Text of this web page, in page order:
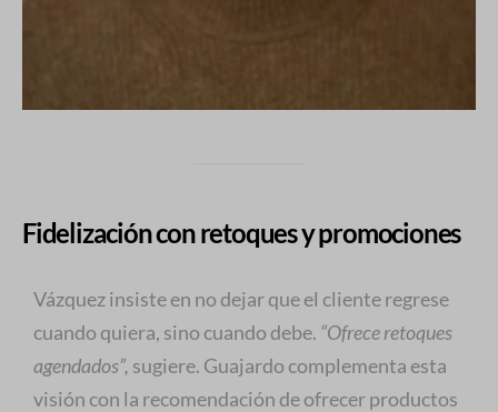
Fidelización con retoques y promociones
Vázquez insiste en no dejar que el cliente regrese
cuando quiera, sino cuando debe. “Ofrece retoques
agendados”, sugiere. Guajardo complementa esta
visión con la recomendación de ofrecer productos